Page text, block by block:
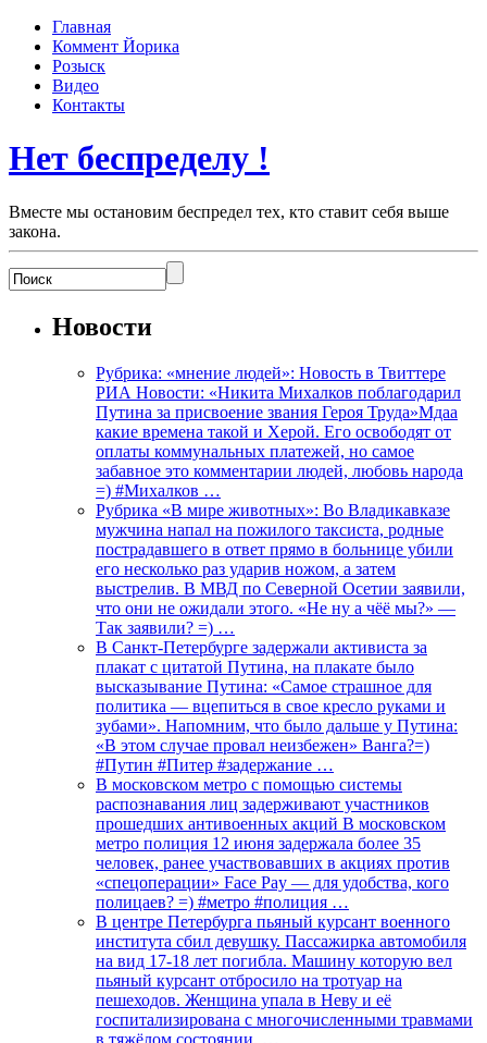
Главная
Коммент Йорика
Розыск
Видео
Контакты
Нет беспределу !
Вместе мы остановим беспредел тех, кто ставит себя выше
закона.
Новости
Рубрика: «мнение людей»: Новость в Твиттере
РИА Новости: «Никита Михалков поблагодарил
Путина за присвоение звания Героя Труда»Мдаа
какие времена такой и Херой. Его освободят от
оплаты коммунальных платежей, но самое
забавное это комментарии людей, любовь народа
=) #Михалков …
Рубрика «В мире животных»: Во Владикавказе
мужчина напал на пожилого таксиста, родные
пострадавшего в ответ прямо в больнице убили
его несколько раз ударив ножом, а затем
выстрелив. В МВД по Северной Осетии заявили,
что они не ожидали этого. «Не ну а чёё мы?» —
Так заявили? =) …
В Санкт-Петербурге задержали активиста за
плакат с цитатой Путина, на плакате было
высказывание Путина: «Самое страшное для
политика — вцепиться в свое кресло руками и
зубами». Напомним, что было дальше у Путина:
«В этом случае провал неизбежен» Ванга?=)
#Путин #Питер #задержание …
В московском метро с помощью системы
распознавания лиц задерживают участников
прошедших антивоенных акций В московском
метро полиция 12 июня задержала более 35
человек, ранее участвовавших в акциях против
«спецоперации» Face Pay — для удобства, кого
полицаев? =) #метро #полиция …
В центре Петербурга пьяный курсант военного
института сбил девушку. Пассажирка автомобиля
на вид 17-18 лет погибла. Машину которую вел
пьяный курсант отбросило на тротуар на
пешеходов. Женщина упала в Неву и её
госпитализирована с многочисленными травмами
в тяжёлом состоянии. …